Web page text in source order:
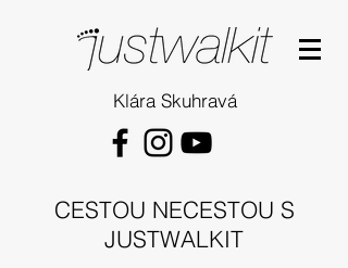
Klára Skuhravá
CESTOU NECESTOU S
JUSTWALKIT